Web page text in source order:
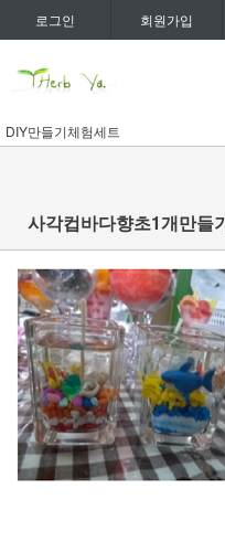
로그인 회원가입
DIY만들기체험세트
사각컵바다향초1개만들